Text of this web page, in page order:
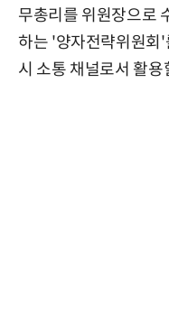
무총리를 위원장으로
하는 '양자전략위원회
시 소통 채널로서 활용